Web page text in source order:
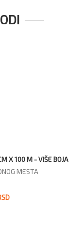
M - VIŠE BOJA